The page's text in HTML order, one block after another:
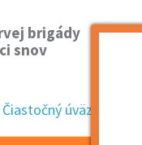
brigády
snov
Čiastočný úväzok